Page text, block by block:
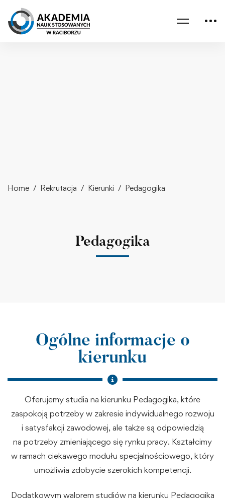
Home Rekrutacja Kierunki Pedagogika
Pedagogika
Ogólne informacje o
kierunku
Oferujemy studia na kierunku Pedagogika, które
zaspokoją potrzeby w zakresie indywidualnego rozwoju
i satysfakcji zawodowej, ale także są odpowiedzią
na potrzeby zmieniającego się rynku pracy. Kształcimy
w ramach ciekawego modułu specjalnościowego, który
umożliwia zdobycie szerokich kompetencji.
Dodatkowym walorem studiów na kierunku Pedagogika